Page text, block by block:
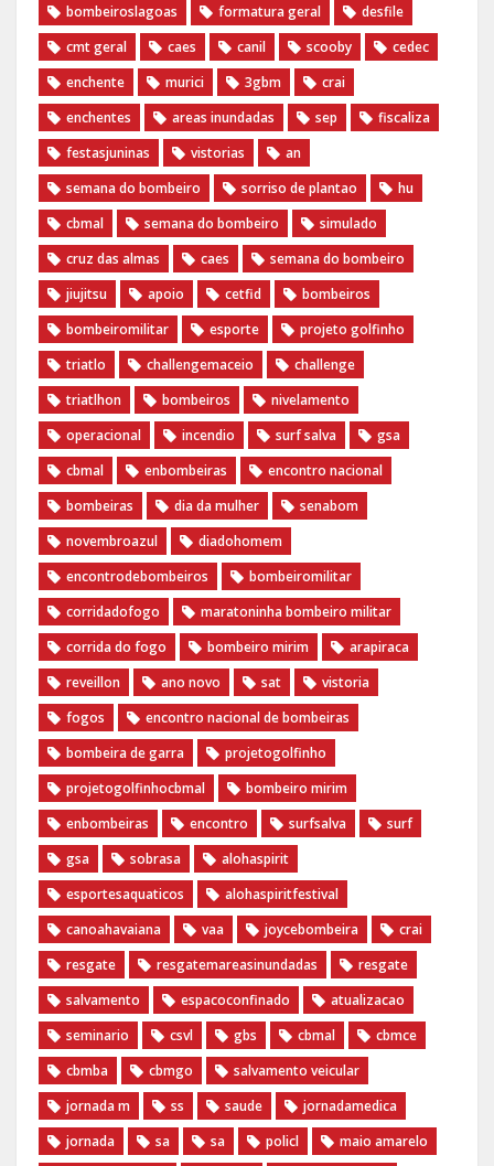
bombeiroslagoas
formatura geral
desfile
cmt geral
caes canil scooby
cedec
enchente
murici 3gbm
crai
enchentes
areas inundadas sep
fiscaliza
festasjuninas
vistorias
an
semana do bombeiro
sorriso de plantao
hu
cbmal
semana do bombeiro
simulado
cruz das almas
caes
semana do bombeiro
jiujitsu
apoio cetfid
bombeiros
bombeiromilitar
esporte
projeto golfinho
triatlo
challengemaceio
challenge
triatlhon
bombeiros
nivelamento
operacional
incendio surf salva
gsa
cbmal
enbombeiras
encontro nacional
bombeiras
dia da mulher
senabom
novembroazul
diadohomem
encontrodebombeiros
bombeiromilitar
corridadofogo
maratoninha bombeiro militar
corrida do fogo
bombeiro mirim
arapiraca
reveillon
ano novo sat
vistoria
fogos
encontro nacional de bombeiras
bombeira de garra
projetogolfinho
projetogolfinhocbmal
bombeiro mirim
enbombeiras
encontro surfsalva
surf
gsa
sobrasa
alohaspirit
esportesaquaticos
alohaspiritfestival
canoahavaiana
vaa joycebombeira
crai
resgate
resgatemareasinundadas
resgate
salvamento
espacoconfinado
atualizacao
seminario
csvl gbs cbmal
cbmce
cbmba
cbmgo
salvamento veicular
jornada m
ss saude
jornadamedica
jornada
sa sa policl
maio amarelo